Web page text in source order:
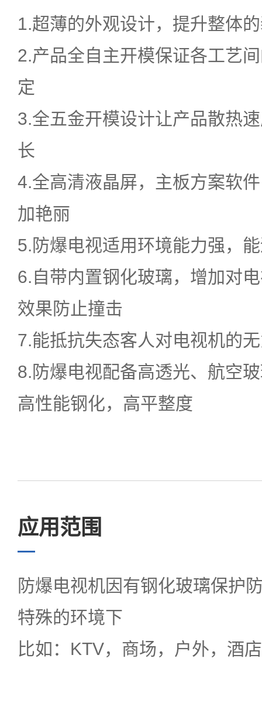
1.超薄的外观设计，提升整体
2.产品全自主开模保证各工艺
定
3.全五金开模设计让产品散热
长
4.全高清液晶屏，主板方案软
加艳丽
5.防爆电视适用环境能力强，
6.自带内置钢化玻璃，增加对
效果防止撞击
7.能抵抗失态客人对电视机的
8.防爆电视配备高透光、航空
高性能钢化，高平整度
应用范围
防爆电视机因有钢化玻璃保护
特殊的环境下
比如：KTV，商场，户外，酒